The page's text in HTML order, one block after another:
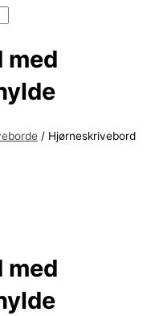
med
/ Hjørneskrivebord
med